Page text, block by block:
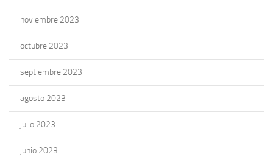
noviembre 2023
octubre 2023
septiembre 2023
agosto 2023
julio 2023
junio 2023